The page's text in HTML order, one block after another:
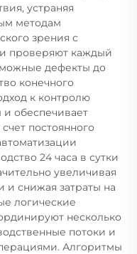
устраняя
методам
зрения с
проверяют каждый
дефекты до
конечного
к контролю
и обеспечивает
постоянного
24 часа в сутки
увеличивая
и снижая затраты на
логические
несколько
потоки и
Алгоритмы